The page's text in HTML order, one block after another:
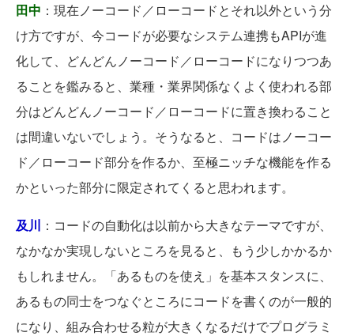
田中 ：現在ノーコード／ローコードとそれ以外という分
け方ですが、今コードが必要なシステム連携もAPIが進
化して、どんどんノーコード／ローコードになりつつあ
ることを鑑みると、業種・業界関係なくよく使われる部
分はどんどんノーコード／ローコードに置き換わること
は間違いないでしょう。そうなると、コードはノーコー
ド／ローコード部分を作るか、至極ニッチな機能を作る
かといった部分に限定されてくると思われます。
及川 ：コードの自動化は以前から大きなテーマですが、
なかなか実現しないところを見ると、もう少しかかるか
もしれません。「あるものを使え」を基本スタンスに、
あるもの同士をつなぐところにコードを書くのが一般的
になり、組み合わせる粒が大きくなるだけでプログラミ